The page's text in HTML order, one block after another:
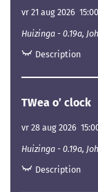
vr 21 aug 2026 15:00
Huizinga - 0.19a,
Description
TWea o’ clock
vr 28 aug 2026
Huizinga - 0.19a,
Description